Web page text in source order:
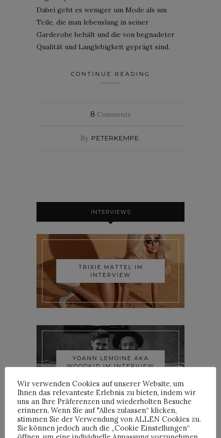
Dabei geht es weniger um Mode als um
Teile, die man lebenslang in seiner
Garderobe behält und die von begnadeter
Qualität und Langlebigkeit geprägt sind.
CONTINUE READING
8 Comments
By PETERKEMPE
INTERVIEWS
TRIXIE MATTEL IM
INTERVIEW
YOANN LEMOINE AKA
WOODKID IM INTERVIEW
Wir verwenden Cookies auf unserer Website, um
Ihnen das relevanteste Erlebnis zu bieten, indem wir
uns an Ihre Präferenzen und wiederholten Besuche
erinnern. Wenn Sie auf "Alles zulassen“ klicken,
stimmen Sie der Verwendung von ALLEN Cookies zu.
Sie können jedoch auch die „Cookie Einstellungen“